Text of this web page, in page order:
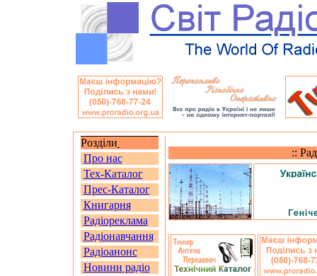
Розділи
Про нас
Тех-Каталог
Прес-Каталог
Книгарня
Радіореклама
Радіонавчання
Радіоанонс
Новини радіо
::